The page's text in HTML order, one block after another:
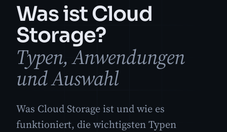
Was ist Cloud
Storage?
Typen, Anwendungen
und Auswahl
Was Cloud Storage ist und wie es
funktioniert, die wichtigsten Typen